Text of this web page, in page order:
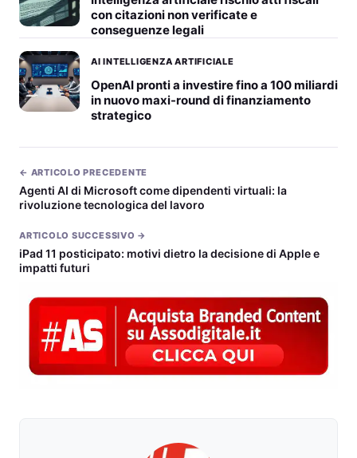
con citazioni non verificate e
conseguenze legali
AI INTELLIGENZA ARTIFICIALE
OpenAI pronti a investire fino a 100 miliardi
in nuovo maxi-round di finanziamento
strategico
← ARTICOLO PRECEDENTE
Agenti AI di Microsoft come dipendenti virtuali: la
rivoluzione tecnologica del lavoro
ARTICOLO SUCCESSIVO →
iPad 11 posticipato: motivi dietro la decisione di Apple e
impatti futuri